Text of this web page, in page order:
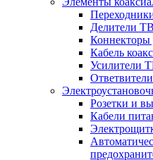
Делители
Коннекторы
Кабель
Усилители
Розетки и
Кабели